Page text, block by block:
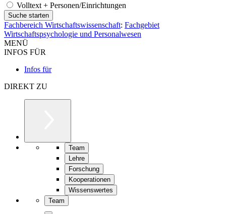
Volltext + Personen/Einrichtungen
Fachbereich Wirtschaftswissenschaft: Fachgebiet
Wirtschaftspsychologie und Personalwesen
MENÜ
INFOS FÜR
Infos für
DIREKT ZU
Team
Lehre
Forschung
Kooperationen
Wissenswertes
Team